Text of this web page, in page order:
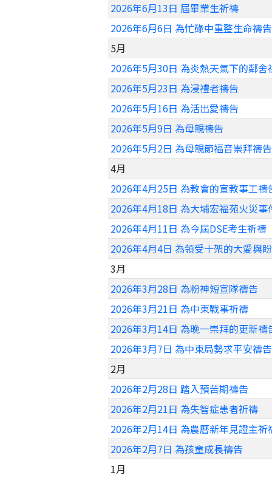
2026年6月13日 屆畢業生祈禱
2026年6月6日 為忙碌中重整生命禱告
5月
2026年5月30日 為炎熱天氣下的鄰舍
2026年5月23日 為浸禮者禱告
2026年5月16日 為活出愛禱告
2026年5月9日 為母親禱告
2026年5月2日 為母親節福音崇拜禱告
4月
2026年4月25日 為教會的宣教事工禱
2026年4月18日 為大埔宏福苑火災事
2026年4月11日 為今屆DSE考生祈禱
2026年4月4日 為領受十架的大愛與
3月
2026年3月28日 為粉神短宣隊禱告
2026年3月21日 為中東戰事祈禱
2026年3月14日 為晚一崇拜的更新禱
2026年3月7日 為中東局勢求平安禱告
2月
2026年2月28日 踏入預苦期禱告
2026年2月21日 為失智症患者祈禱
2026年2月14日 為農曆新年見證主祈
2026年2月7日 為孩童成長禱告
1月